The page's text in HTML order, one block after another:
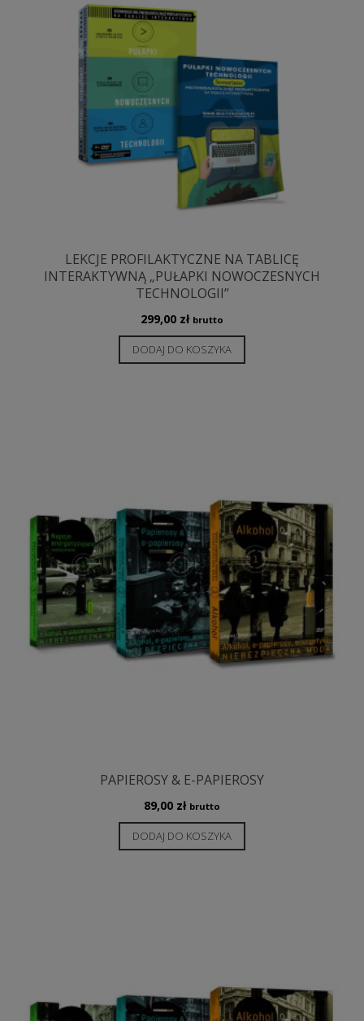
LEKCJE PROFILAKTYCZNE NA TABLICĘ
INTERAKTYWNĄ „PUŁAPKI NOWOCZESNYCH
TECHNOLOGII”
299,00 zł brutto
DODAJ DO KOSZYKA
PAPIEROSY & E-PAPIEROSY
89,00 zł brutto
DODAJ DO KOSZYKA